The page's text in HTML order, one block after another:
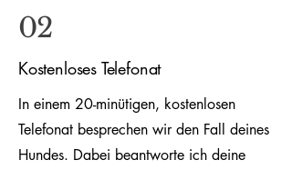
02
Kostenloses Telefonat
In einem 20-minütigen, kostenlosen
Telefonat besprechen wir den Fall deines
Hundes. Dabei beantworte ich deine